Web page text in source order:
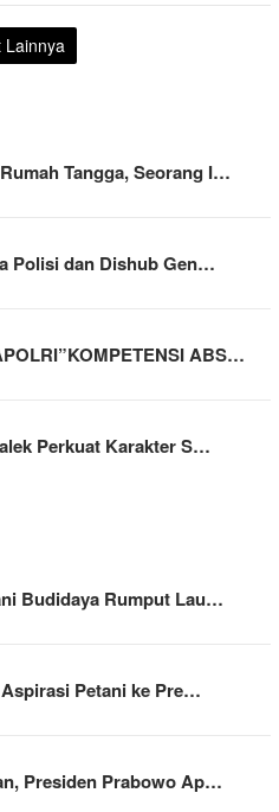
Lainnya
Tangga, Seorang I…
Polisi dan Dishub Gen…
ABS…
Perkuat Karakter S…
Budidaya Rumput Lau…
Petani ke Pre…
Presiden Prabowo Ap…